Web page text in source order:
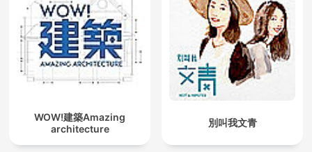
WOW!建築Amazing
architecture
別叫我文青